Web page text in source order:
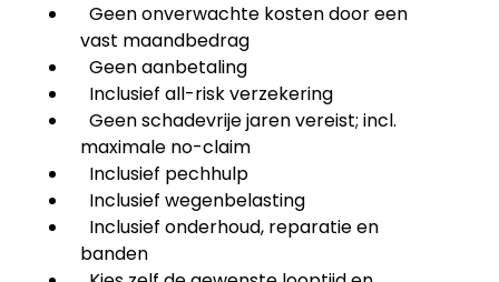
Geen onverwachte kosten door een
vast maandbedrag
Geen aanbetaling
Inclusief all-risk verzekering
Geen schadevrije jaren vereist; incl.
maximale no-claim
Inclusief pechhulp
Inclusief wegenbelasting
Inclusief onderhoud, reparatie en
banden